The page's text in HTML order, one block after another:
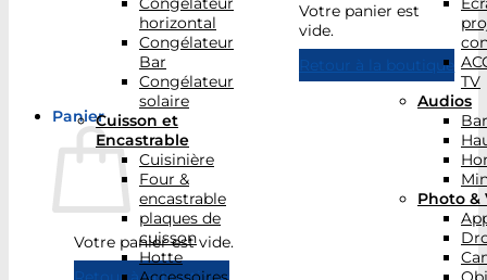
Votre panier est
vide.
Retour à la boutique
Panier
Votre panier est vide.
horizontal
Congélateur
Bar
Congélateur
solaire
Cuisson et
Encastrable
Cuisinière
Four &
encastrable
plaques de
cuisson
Hotte
TV
Audios
Photo &